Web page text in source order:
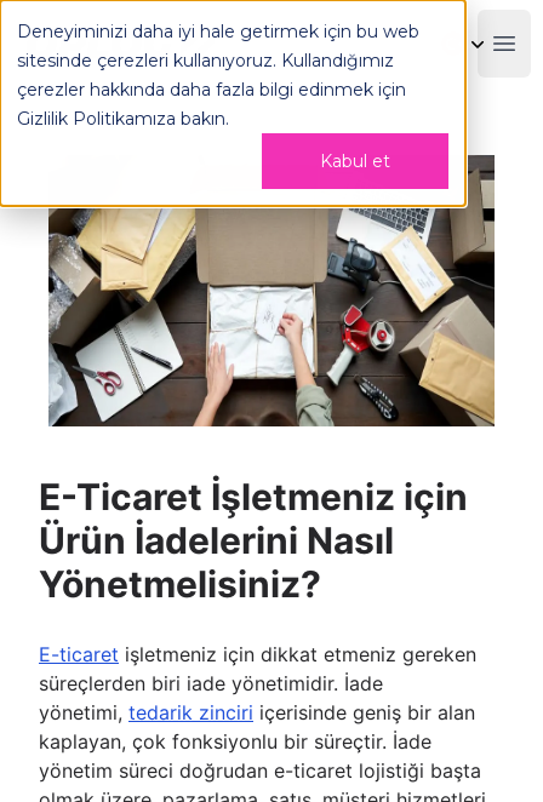
Deneyiminizi daha iyi hale getirmek için bu web
sitesinde çerezleri kullanıyoruz. Kullandığımız
çerezler hakkında daha fazla bilgi edinmek için
Gizlilik Politikamıza bakın.
Kabul et
OPLOG
E-Ticaret İşletmeniz için
Ürün İadelerini Nasıl
Yönetmelisiniz?
E-ticaret işletmeniz için dikkat etmeniz gereken
süreçlerden biri iade yönetimidir. İade
yönetimi, tedarik zinciri içerisinde geniş bir alan
kaplayan, çok fonksiyonlu bir süreçtir. İade
yönetim süreci doğrudan e-ticaret lojistiği başta